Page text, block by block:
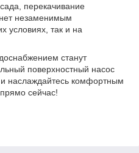
перекачивание
незаменимым
условиях, так и на
станут
поверхностный насос
наслаждайтесь комфортным
сейчас!